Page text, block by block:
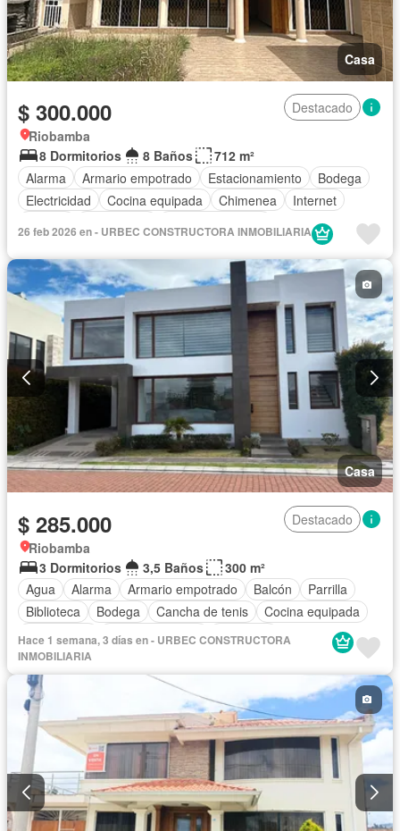
Casa
$ 300.000
Destacado
Riobamba
8 Dormitorios
8 Baños
712 m²
Alarma
Armario empotrado Estacionamiento
Bodega
Electricidad
Cocina equipada Chimenea
Internet
Área para niños
Conserje Jardín Parrilla
Sauna
Piscina
26 feb 2026 en - URBEC CONSTRUCTORA INMOBILIARIA
Casa
$ 285.000
Destacado
Riobamba
3 Dormitorios
3,5 Baños
300 m²
Agua
Alarma Armario empotrado Balcón
Parrilla
Biblioteca
Bodega Cancha de tenis
Cocina equipada
Electricidad
Estacionamiento
Gimnasio
Garita de guardianía
Seguridad
Terraza Wifi
Hace 1 semana, 3 días en - URBEC CONSTRUCTORA
INMOBILIARIA